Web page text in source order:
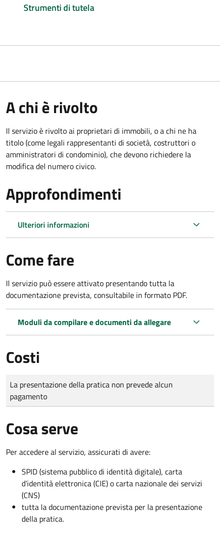
Strumenti di tutela
A chi è rivolto
Il servizio è rivolto ai proprietari di immobili, o a chi ne ha
titolo (come legali rappresentanti di società, costruttori o
amministratori di condominio), che devono richiedere la
modifica del numero civico.
Approfondimenti
Ulteriori informazioni
Come fare
Il servizio può essere attivato presentando tutta la
documentazione prevista, consultabile in formato PDF.
Moduli da compilare e documenti da allegare
Costi
Tipo di pagamento
Importo
La presentazione della pratica non prevede alcun
pagamento
Cosa serve
Per accedere al servizio, assicurati di avere:
SPID (sistema pubblico di identità digitale), carta
d’identità elettronica (CIE) o carta nazionale dei servizi
(CNS)
tutta la documentazione prevista per la presentazione
della pratica.